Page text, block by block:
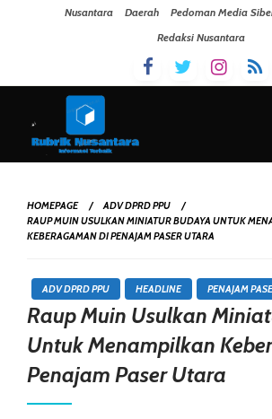
Nusantara Daerah Pedoman Media
Redaksi Nusantara
HOMEPAGE
ADV DPRD PPU
RAUP MUIN USULKAN MINIATUR BUDAYA UNTUK
KEBERAGAMAN DI PENAJAM PASER UTARA
ADV DPRD PPU HEADLINE PENAJAM
Raup Muin Usulkan
Untuk Menampilkan
Penajam Paser Utara